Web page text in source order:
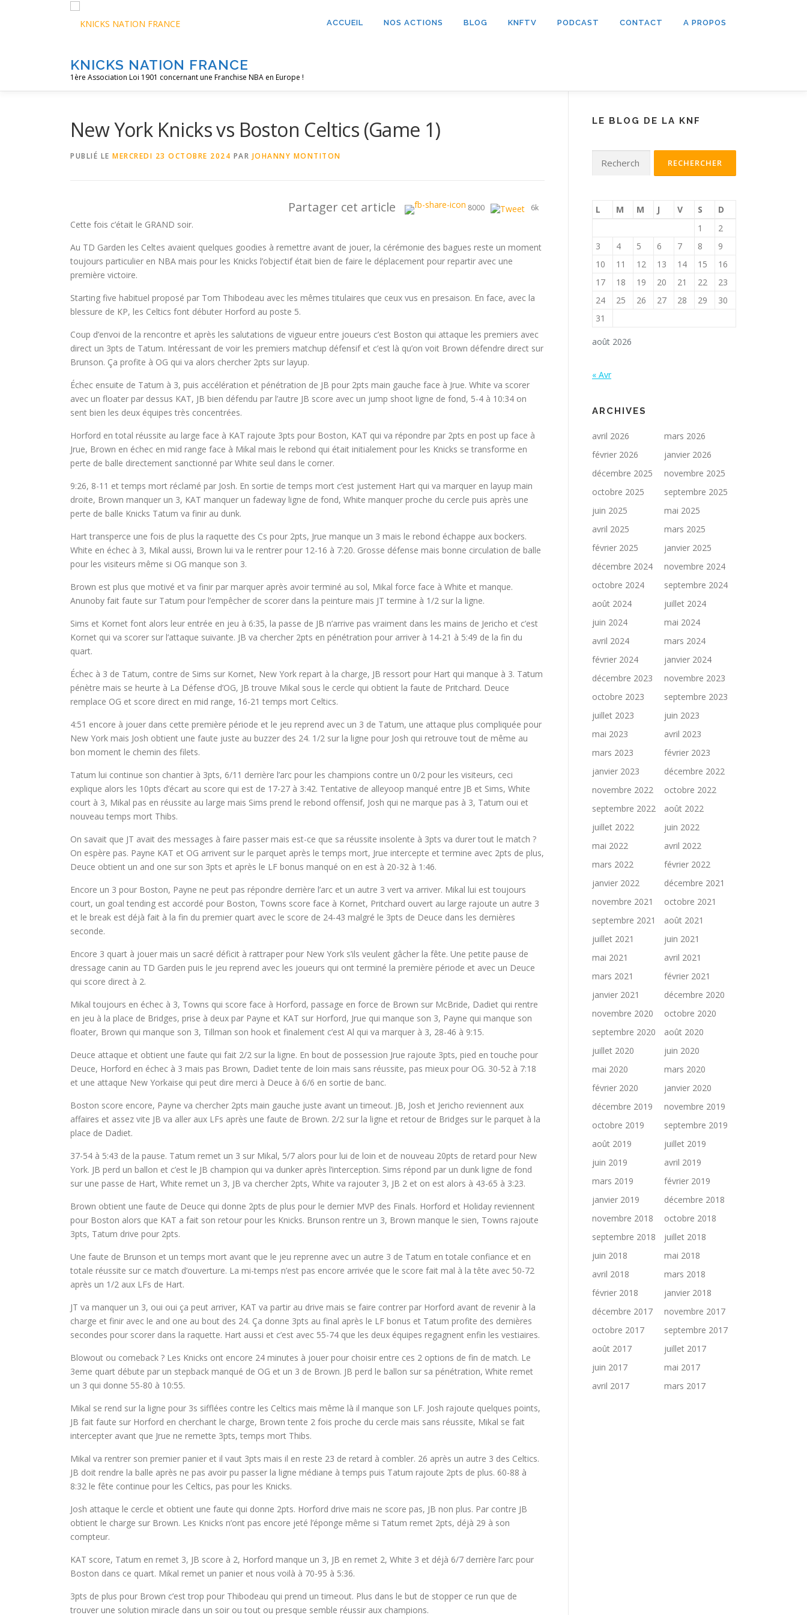
KNICKS NATION FRANCE
1ère Association Loi 1901 concernant une Franchise NBA en Europe !
ACCUEIL NOS ACTIONS BLOG KNFTV PODCAST CONTACT A PROPOS
New York Knicks vs Boston Celtics (Game 1)
PUBLIÉ LE MERCREDI 23 OCTOBRE 2024 PAR JOHANNY MONTITON
Partager cet article 8000 6k
Cette fois c’était le GRAND soir.
Au TD Garden les Celtes avaient quelques goodies à remettre avant de jouer, la cérémonie des bagues reste un moment
toujours particulier en NBA mais pour les Knicks l’objectif était bien de faire le déplacement pour repartir avec une
première victoire.
Starting five habituel proposé par Tom Thibodeau avec les mêmes titulaires que ceux vus en presaison. En face, avec la
blessure de KP, les Celtics font débuter Horford au poste 5.
Coup d’envoi de la rencontre et après les salutations de vigueur entre joueurs c’est Boston qui attaque les premiers avec
direct un 3pts de Tatum. Intéressant de voir les premiers matchup défensif et c’est là qu’on voit Brown défendre direct sur
Brunson. Ça profite à OG qui va alors chercher 2pts sur layup.
Échec ensuite de Tatum à 3, puis accélération et pénétration de JB pour 2pts main gauche face à Jrue. White va scorer
avec un floater par dessus KAT, JB bien défendu par l’autre JB score avec un jump shoot ligne de fond, 5-4 à 10:34 on
sent bien les deux équipes très concentrées.
Horford en total réussite au large face à KAT rajoute 3pts pour Boston, KAT qui va répondre par 2pts en post up face à
Jrue, Brown en échec en mid range face à Mikal mais le rebond qui était initialement pour les Knicks se transforme en
perte de balle directement sanctionné par White seul dans le corner.
9:26, 8-11 et temps mort réclamé par Josh. En sortie de temps mort c’est justement Hart qui va marquer en layup main
droite, Brown manquer un 3, KAT manquer un fadeway ligne de fond, White manquer proche du cercle puis après une
perte de balle Knicks Tatum va finir au dunk.
Hart transperce une fois de plus la raquette des Cs pour 2pts, Jrue manque un 3 mais le rebond échappe aux bockers.
White en échec à 3, Mikal aussi, Brown lui va le rentrer pour 12-16 à 7:20. Grosse défense mais bonne circulation de balle
pour les visiteurs même si OG manque son 3.
Brown est plus que motivé et va finir par marquer après avoir terminé au sol, Mikal force face à White et manque.
Anunoby fait faute sur Tatum pour l’empêcher de scorer dans la peinture mais JT termine à 1/2 sur la ligne.
Sims et Kornet font alors leur entrée en jeu à 6:35, la passe de JB n’arrive pas vraiment dans les mains de Jericho et c’est
Kornet qui va scorer sur l’attaque suivante. JB va chercher 2pts en pénétration pour arriver à 14-21 à 5:49 de la fin du
quart.
Échec à 3 de Tatum, contre de Sims sur Kornet, New York repart à la charge, JB ressort pour Hart qui manque à 3. Tatum
pénètre mais se heurte à La Défense d’OG, JB trouve Mikal sous le cercle qui obtient la faute de Pritchard. Deuce
remplace OG et score direct en mid range, 16-21 temps mort Celtics.
4:51 encore à jouer dans cette première période et le jeu reprend avec un 3 de Tatum, une attaque plus compliquée pour
New York mais Josh obtient une faute juste au buzzer des 24. 1/2 sur la ligne pour Josh qui retrouve tout de même au
bon moment le chemin des filets.
Tatum lui continue son chantier à 3pts, 6/11 derrière l’arc pour les champions contre un 0/2 pour les visiteurs, ceci
explique alors les 10pts d’écart au score qui est de 17-27 à 3:42. Tentative de alleyoop manqué entre JB et Sims, White
court à 3, Mikal pas en réussite au large mais Sims prend le rebond offensif, Josh qui ne marque pas à 3, Tatum oui et
nouveau temps mort Thibs.
On savait que JT avait des messages à faire passer mais est-ce que sa réussite insolente à 3pts va durer tout le match ?
On espère pas. Payne KAT et OG arrivent sur le parquet après le temps mort, Jrue intercepte et termine avec 2pts de plus,
Deuce obtient un and one sur son 3pts et après le LF bonus manqué on en est à 20-32 à 1:46.
Encore un 3 pour Boston, Payne ne peut pas répondre derrière l’arc et un autre 3 vert va arriver. Mikal lui est toujours
court, un goal tending est accordé pour Boston, Towns score face à Kornet, Pritchard ouvert au large rajoute un autre 3
et le break est déjà fait à la fin du premier quart avec le score de 24-43 malgré le 3pts de Deuce dans les dernières
seconde.
Encore 3 quart à jouer mais un sacré déficit à rattraper pour New York s’ils veulent gâcher la fête. Une petite pause de
dressage canin au TD Garden puis le jeu reprend avec les joueurs qui ont terminé la première période et avec un Deuce
qui score direct à 2.
Mikal toujours en échec à 3, Towns qui score face à Horford, passage en force de Brown sur McBride, Dadiet qui rentre
en jeu à la place de Bridges, prise à deux par Payne et KAT sur Horford, Jrue qui manque son 3, Payne qui manque son
floater, Brown qui manque son 3, Tillman son hook et finalement c’est Al qui va marquer à 3, 28-46 à 9:15.
Deuce attaque et obtient une faute qui fait 2/2 sur la ligne. En bout de possession Jrue rajoute 3pts, pied en touche pour
Deuce, Horford en échec à 3 mais pas Brown, Dadiet tente de loin mais sans réussite, pas mieux pour OG. 30-52 à 7:18
et une attaque New Yorkaise qui peut dire merci à Deuce à 6/6 en sortie de banc.
Boston score encore, Payne va chercher 2pts main gauche juste avant un timeout. JB, Josh et Jericho reviennent aux
affaires et assez vite JB va aller aux LFs après une faute de Brown. 2/2 sur la ligne et retour de Bridges sur le parquet à la
place de Dadiet.
37-54 à 5:43 de la pause. Tatum remet un 3 sur Mikal, 5/7 alors pour lui de loin et de nouveau 20pts de retard pour New
York. JB perd un ballon et c’est le JB champion qui va dunker après l’interception. Sims répond par un dunk ligne de fond
sur une passe de Hart, White remet un 3, JB va chercher 2pts, White va rajouter 3, JB 2 et on est alors à 43-65 à 3:23.
Brown obtient une faute de Deuce qui donne 2pts de plus pour le dernier MVP des Finals. Horford et Holiday reviennent
pour Boston alors que KAT a fait son retour pour les Knicks. Brunson rentre un 3, Brown manque le sien, Towns rajoute
3pts, Tatum drive pour 2pts.
Une faute de Brunson et un temps mort avant que le jeu reprenne avec un autre 3 de Tatum en totale confiance et en
totale réussite sur ce match d’ouverture. La mi-temps n’est pas encore arrivée que le score fait mal à la tête avec 50-72
après un 1/2 aux LFs de Hart.
JT va manquer un 3, oui oui ça peut arriver, KAT va partir au drive mais se faire contrer par Horford avant de revenir à la
charge et finir avec le and one au bout des 24. Ça donne 3pts au final après le LF bonus et Tatum profite des dernières
secondes pour scorer dans la raquette. Hart aussi et c’est avec 55-74 que les deux équipes regagnent enfin les vestiaires.
Blowout ou comeback ? Les Knicks ont encore 24 minutes à jouer pour choisir entre ces 2 options de fin de match. Le
3eme quart débute par un stepback manqué de OG et un 3 de Brown. JB perd le ballon sur sa pénétration, White remet
un 3 qui donne 55-80 à 10:55.
Mikal se rend sur la ligne pour 3s sifflées contre les Celtics mais même là il manque son LF. Josh rajoute quelques points,
JB fait faute sur Horford en cherchant le charge, Brown tente 2 fois proche du cercle mais sans réussite, Mikal se fait
intercepter avant que Jrue ne remette 3pts, temps mort Thibs.
Mikal va rentrer son premier panier et il vaut 3pts mais il en reste 23 de retard à combler. 26 après un autre 3 des Celtics.
JB doit rendre la balle après ne pas avoir pu passer la ligne médiane à temps puis Tatum rajoute 2pts de plus. 60-88 à
8:32 le fête continue pour les Celtics, pas pour les Knicks.
Josh attaque le cercle et obtient une faute qui donne 2pts. Horford drive mais ne score pas, JB non plus. Par contre JB
obtient le charge sur Brown. Les Knicks n’ont pas encore jeté l’éponge même si Tatum remet 2pts, déjà 29 à son
compteur.
KAT score, Tatum en remet 3, JB score à 2, Horford manque un 3, JB en remet 2, White 3 et déjà 6/7 derrière l’arc pour
Boston dans ce quart. Mikal remet un panier et nous voilà à 70-95 à 5:36.
3pts de plus pour Brown c’est trop pour Thibodeau qui prend un timeout. Plus dans le but de stopper ce run que de
trouver une solution miracle dans un soir ou tout ou presque semble réussir aux champions.
LE BLOG DE LA KNF
août 2026
L M M J V S
D
1
2
3
4 5 6 7 8
9
10
11 12 13 14 15
16
17
18 19 20 21 22
23
24
25 26 27 28 29
30
31
« Avr
ARCHIVES
avril 2026
mars 2026
février 2026
janvier 2026
décembre 2025
novembre 2025
octobre 2025
septembre 2025
juin 2025
mai 2025
avril 2025
mars 2025
février 2025
janvier 2025
décembre 2024
novembre 2024
octobre 2024
septembre 2024
août 2024
juillet 2024
juin 2024
mai 2024
avril 2024
mars 2024
février 2024
janvier 2024
décembre 2023
novembre 2023
octobre 2023
septembre 2023
juillet 2023
juin 2023
mai 2023
avril 2023
mars 2023
février 2023
janvier 2023
décembre 2022
novembre 2022
octobre 2022
septembre 2022
août 2022
juillet 2022
juin 2022
mai 2022
avril 2022
mars 2022
février 2022
janvier 2022
décembre 2021
novembre 2021
octobre 2021
septembre 2021
août 2021
juillet 2021
juin 2021
mai 2021
avril 2021
mars 2021
février 2021
janvier 2021
décembre 2020
novembre 2020
octobre 2020
septembre 2020
août 2020
juillet 2020
juin 2020
mai 2020
mars 2020
février 2020
janvier 2020
décembre 2019
novembre 2019
octobre 2019
septembre 2019
août 2019
juillet 2019
juin 2019
avril 2019
mars 2019
février 2019
janvier 2019
décembre 2018
novembre 2018
octobre 2018
septembre 2018
juillet 2018
juin 2018
mai 2018
avril 2018
mars 2018
février 2018
janvier 2018
décembre 2017
novembre 2017
octobre 2017
septembre 2017
août 2017
juillet 2017
juin 2017
mai 2017
avril 2017
mars 2017